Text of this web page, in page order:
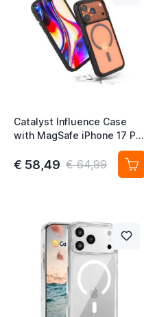
Catalyst Influence Case
with MagSafe iPhone 17 Pro
€ 58,49 € 64,99